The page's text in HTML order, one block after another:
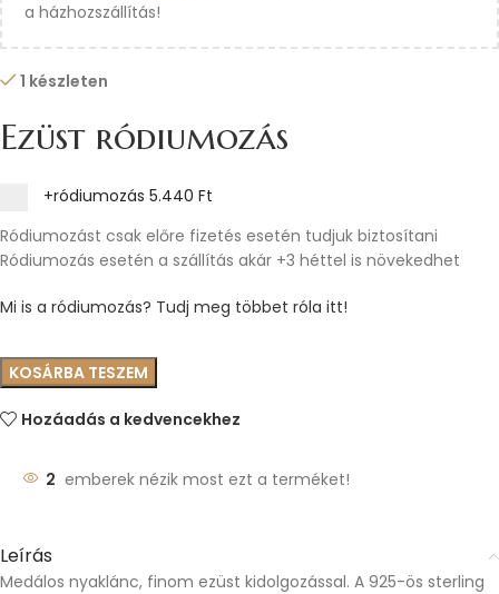
a házhozszállítás!
1 készleten
Ezüst ródiumozás
+ródiumozás 5.440 Ft
Ródiumozást csak előre fizetés esetén tudjuk biztosítani
Ródiumozás esetén a szállítás akár +3 héttel is növekedhet
Mi is a ródiumozás? Tudj meg többet róla itt!
KOSÁRBA TESZEM
Hozáadás a kedvencekhez
2 emberek nézik most ezt a terméket!
Leírás
Medálos nyaklánc, finom ezüst kidolgozással. A 925-ös sterling